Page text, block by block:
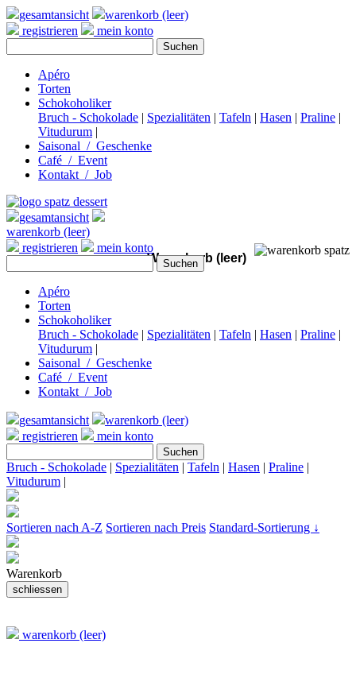
gesamtansicht
warenkorb (leer)
registrieren
mein konto
Apéro
Torten
Schokoholiker
Bruch - Schokolade | Spezialitäten | Tafeln | Hasen | Praline |
Vitudurum |
Saisonal / Geschenke
Café / Event
Kontakt / Job
Warenkorb (leer)
gesamtansicht
warenkorb (leer)
registrieren
mein konto
Apéro
Torten
Schokoholiker
Bruch - Schokolade | Spezialitäten | Tafeln | Hasen | Praline |
Vitudurum |
Saisonal / Geschenke
Café / Event
Kontakt / Job
gesamtansicht
warenkorb (leer)
registrieren
mein konto
Bruch - Schokolade | Spezialitäten | Tafeln | Hasen | Praline |
Vitudurum |
Sortieren nach A-Z Sortieren nach Preis Standard-Sortierung ↓
Warenkorb
warenkorb (leer)